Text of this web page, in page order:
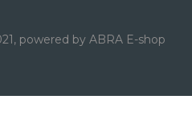
powered by ABRA E-shop